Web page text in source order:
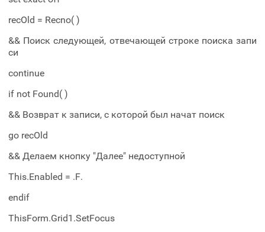
recOld = Recno( )
&& Поиск следующей, отвечающей строке поиска запи
си
continue
if not Found( )
&& Возврат к записи, с которой был начат поиск
go recOld
&& Делаем кнопку "Далее" недоступной
This.Enabled = .F.
endif
ThisForm.Grid1.SetFocus